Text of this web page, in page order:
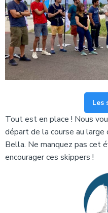
Les
Tout est en place ! Nous
départ de la course au
Bella. Ne manquez pas cet
encourager ces skippers !